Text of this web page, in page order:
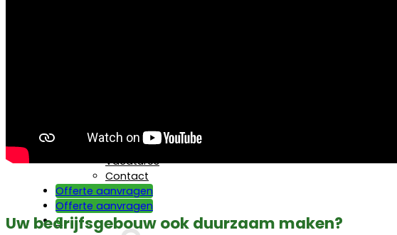
Over ons
Vacatures
Contact
Offerte aanvragen
Offerte aanvragen
0
Uw bedrijfsgebouw ook duurzaam maken?